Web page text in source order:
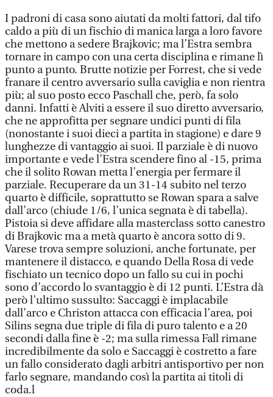
I padroni di casa sono aiutati da molti fattori, dal tifo
caldo a più di un fischio di manica larga a loro favore
che mettono a sedere Brajkovic; ma l’Estra sembra
tornare in campo con una certa disciplina e rimane lì
punto a punto. Brutte notizie per Forrest, che si vede
franare il centro avversario sulla caviglia e non rientra
più; al suo posto ecco Paschall che, però, fa solo
danni. Infatti è Alviti a essere il suo diretto avversario,
che ne approfitta per segnare undici punti di fila
(nonostante i suoi dieci a partita in stagione) e dare 9
lunghezze di vantaggio ai suoi. Il parziale è di nuovo
importante e vede l’Estra scendere fino al -15, prima
che il solito Rowan metta l’energia per fermare il
parziale. Recuperare da un 31-14 subito nel terzo
quarto è difficile, soprattutto se Rowan spara a salve
dall’arco (chiude 1/6, l’unica segnata è di tabella).
Pistoia si deve affidare alla masterclass sotto canestro
di Brajkovic ma a metà quarto è ancora sotto di 9.
Varese trova sempre soluzioni, anche fortunate, per
mantenere il distacco, e quando Della Rosa di vede
fischiato un tecnico dopo un fallo su cui in pochi
sono d’accordo lo svantaggio è di 12 punti. L’Estra dà
però l’ultimo sussulto: Saccaggi è implacabile
dall’arco e Christon attacca con efficacia l’area, poi
Silins segna due triple di fila di puro talento e a 20
secondi dalla fine è -2; ma sulla rimessa Fall rimane
incredibilmente da solo e Saccaggi è costretto a fare
un fallo considerato dagli arbitri antisportivo per non
farlo segnare, mandando così la partita ai titoli di
coda.l